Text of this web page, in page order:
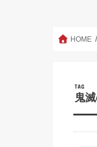
HOME
TAG
鬼